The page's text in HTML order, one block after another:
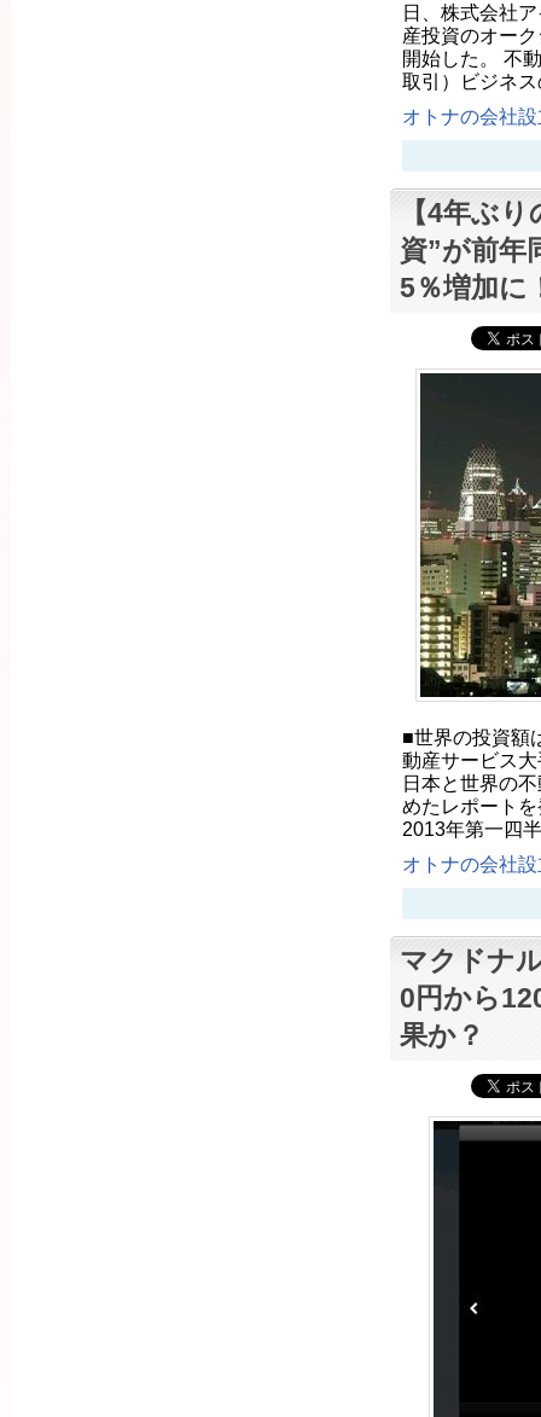
日、株式会社
産投資のオー
開始した。 不
取引）ビジネ
オトナの会社
【4年ぶ
資”が前年
5％増加に
■世界の投資額
動産サービス
日本と世界の
めたレポート
2013年第一四
オトナの会社
マクドナ
0円から
果か？